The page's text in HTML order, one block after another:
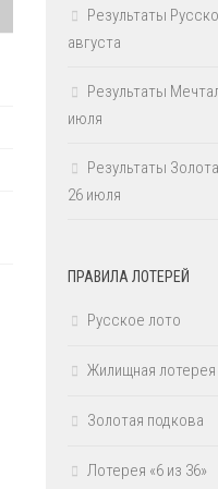
Результаты
августа
Результаты
июля
Результаты
26 июля
ПРАВИЛА ЛОТЕРЕЙ
Русское лото
Жилищная лотерея
Золотая подкова
Лотерея «6 из 36»